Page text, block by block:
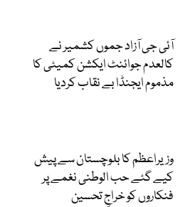
آئی جی آزاد جموں کشمیر نے
کالعدم جوائنٹ ایکشن کمیٹی کا
مذموم ایجنڈا بے نقاب کردیا
وزیراعظم کا بلوچستان سے پیش
کیے گئے حب الوطنی نغمے پر
فنکاروں کو خراجِ تحسین